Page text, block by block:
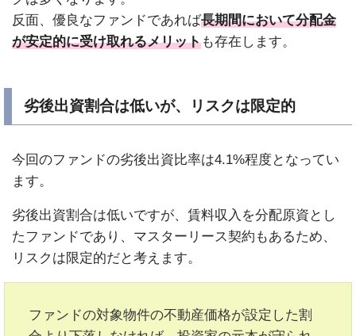
反面、優良なファンドであれば長期間において分配金
が安定的に受け取れるメリットも存在します。
劣後出資割合は低いが、リスクは限定的
今回のファンドの劣後出資比率は4.1%程度となってい
ます。
劣後出資割合は低いですが、賃料収入を分配原資とし
たファンドであり、マスターリース契約もあるため、
リスクは限定的だと考えます。
ファンドの対象物件の不動産価格が設定した割